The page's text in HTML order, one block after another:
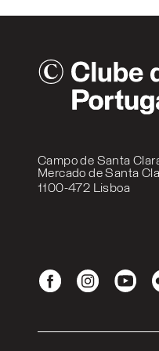
Campo de Santa
Mercado de Santa
1100-472 Lisboa